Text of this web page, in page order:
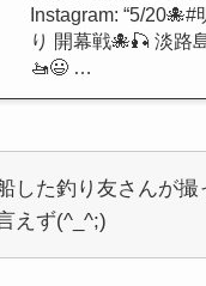
Instagram: “5/20🐙#
り 開幕戦🐙🎣 淡路
🚤😃 …
した釣り友さんが撮
えず(^_^;)